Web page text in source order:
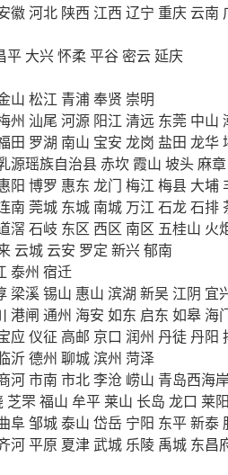
徽河北 陕西 江西 辽宁 重庆 云南
平 大兴怀柔平谷 密云延庆
山 松江 青浦奉贤 崇明
州 汕尾 河源 阳江 清远 东莞 中山
田 罗湖 南山 宝安 龙岗 盐田 龙华
源瑶族自治县赤坎 霞山 坡头麻章
阳 博罗 惠东 龙门 梅江 梅县 大埔
南 莞城 东城 南城 万江 石龙石排
滘 石岐 东区 西区 南区 五桂山 火
云城 云安 罗定 新兴郁南
泰州 宿迁
梁溪锡山 惠山 滨湖 新吴 江阴 宜
港闸 通州 海安 如东 启东 如皋 海
应 仪征 高邮 京口 润州 丹徒丹阳
沂德州 聊城滨州 菏泽
河市南 市北李沧 崂山 青岛西海
芝罘福山 牟平 莱山 长岛 龙口 莱阳
阜邹城泰山 岱岳 宁阳 东平新泰
河平原 夏津武城 乐陵 禹城 东昌